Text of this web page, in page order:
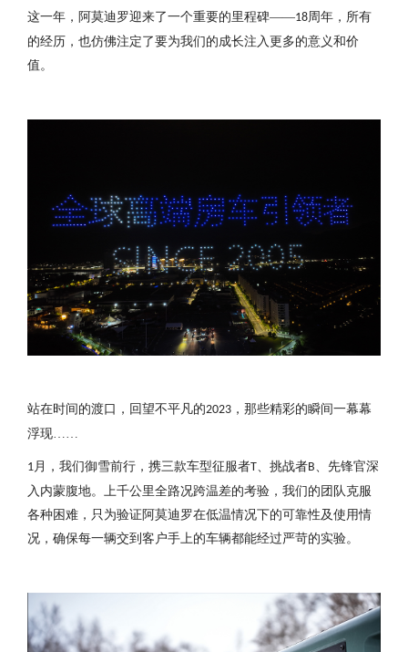
这一年，阿莫迪罗迎来了一个重要的里程碑——18 周年，所有
的经历，也仿佛注定了要为我们的成长注入更多的意义和价
值。
站在时间的渡口， 回望不平凡的2023， 那些精彩的瞬间一幕幕
浮现
1 月，我们御雪前行，携三款车型征服者T 、挑战者B 、先锋官深
入内蒙腹地。上千公里全路况跨温差的考验，我们的团队克服
各种困难，只为验证阿莫迪罗在低温情况下的可靠性及使用情
况，确保每一辆交到客户手上的车辆都能经过严苛的实验。